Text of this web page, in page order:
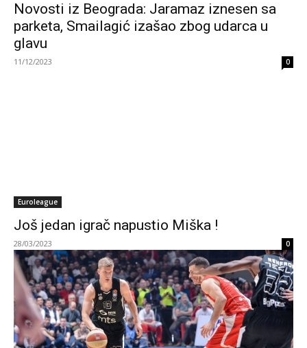
Novosti iz Beograda: Jaramaz iznesen sa
parketa, Smailagić izašao zbog udarca u
glavu
11/12/2023 0
Euroleague
Još jedan igrač napustio Miška !
28/03/2023 0